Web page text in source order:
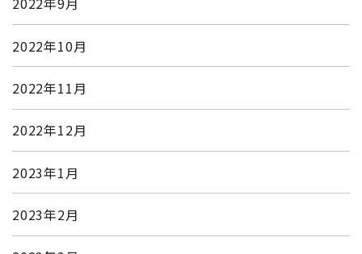
2022年10月
2022年11月
2022年12月
2023年1月
2023年2月